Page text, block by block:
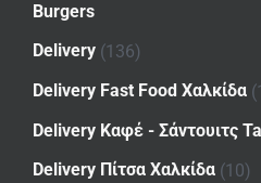
Burgers
Delivery (136)
Delivery Fast Food Χαλκίδα
Delivery Καφέ - Σάντουιτς
Delivery Πίτσα Χαλκίδα (10)